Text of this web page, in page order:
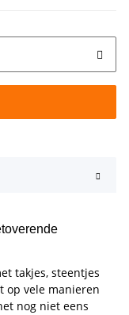
takjes, steentjes
op vele manieren
nog niet eens